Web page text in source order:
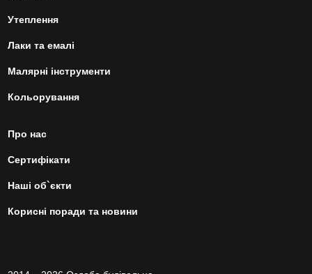
Утеплення
Лаки та емалі
Малярні інструменти
Кольорування
Про нас
Сертифікати
Наші об`єкти
Корисні поради та новини